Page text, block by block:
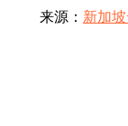
来源： 新加